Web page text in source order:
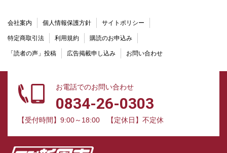
会社案内 個人情報保護方針 サイトポリシー
特定商取引法 利用規約 購読のお申込み
「読者の声」投稿 広告掲載申し込み お問い合わせ
お電話でのお問い合わせ
0834-26-0303
【受付時間】9:00～18:00 【定休日】不定休